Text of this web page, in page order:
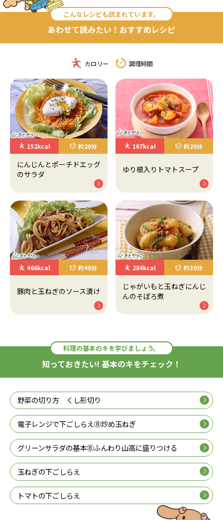
こんなレシピも読まれています。
あわせて読みたい！おすすめレシピ
カロリー 調理時間
152kcal 約20分
にんじんとポーチドエッグ
のサラダ
167kcal 約20分
ゆり根入りトマトスープ
466kcal 約40分
豚肉と玉ねぎのソース漬け
284kcal 約30分
じゃがいもと玉ねぎにんじ
んのそぼろ煮
料理の基本のキを学びましょう。
知っておきたい! 基本のキをチェック！
野菜の切り方 くし形切り
電子レンジで下ごしらえ⑧炒め玉ねぎ
グリーンサラダの基本⑧ふんわり山高に盛りつける
玉ねぎの下ごしらえ
トマトの下ごしらえ